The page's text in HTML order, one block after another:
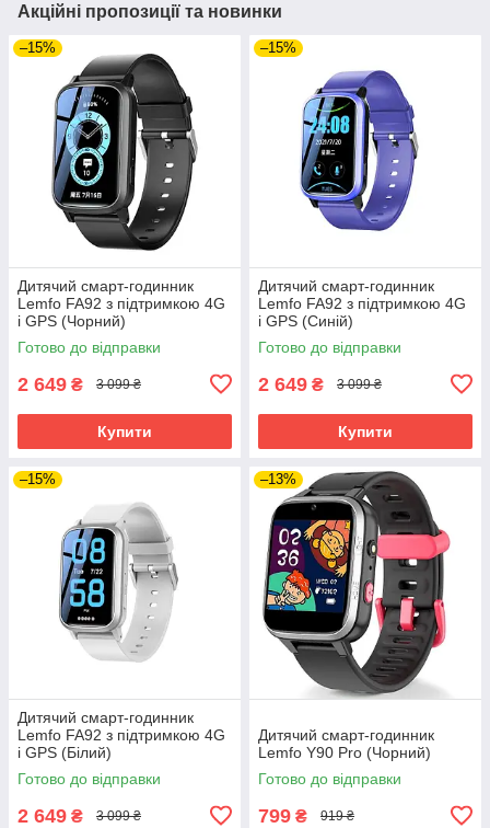
Акційні пропозиції та новинки
–15%
Дитячий смарт-годинник
Lemfo FA92 з підтримкою 4G
і GPS (Чорний)
Готово до відправки
2 649 ₴ 3 099 ₴
Купити
–15%
Дитячий смарт-годинник
Lemfo FA92 з підтримкою 4G
і GPS (Синій)
Готово до відправки
2 649 ₴ 3 099 ₴
Купити
–15%
Дитячий смарт-годинник
Lemfo FA92 з підтримкою 4G
і GPS (Білий)
Готово до відправки
2 649 ₴ 3 099 ₴
–13%
Дитячий смарт-годинник
Lemfo Y90 Pro (Чорний)
Готово до відправки
799 ₴ 919 ₴